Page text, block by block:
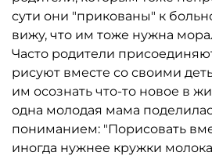
сути они "прикованы" к
вижу, что им тоже нужна
Часто родители
рисуют вместе со своими
им осознать что-то новое в
одна молодая мама
пониманием: "Порисовать
иногда нужнее кружки